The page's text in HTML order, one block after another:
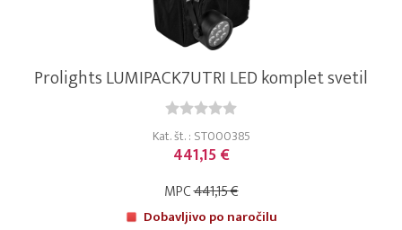
Prolights LUMIPACK7UTRI LED komplet svetil
Kat. št. : ST000385
441,15 €
MPC441,15 €
Dobavljivo po naročilu